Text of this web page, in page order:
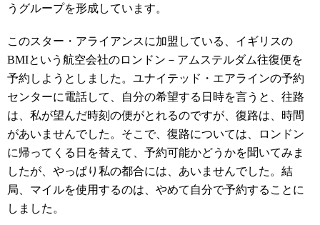
うグループを形成しています。
このスター・アライアンスに加盟している、イギリスの
BMIという航空会社のロンドン－アムステルダム往復便を
予約しようとしました。ユナイテッド・エアラインの予約
センターに電話して、自分の希望する日時を言うと、往路
は、私が望んだ時刻の便がとれるのですが、復路は、時間
があいませんでした。そこで、復路については、ロンドン
に帰ってくる日を替えて、予約可能かどうかを聞いてみま
したが、やっぱり私の都合には、あいませんでした。結
局、マイルを使用するのは、やめて自分で予約することに
しました。